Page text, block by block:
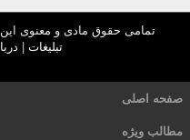
تمامی حقوق مادی و معنوی این
تبلیغات |
صفحه اصلی
مطالب ویژه